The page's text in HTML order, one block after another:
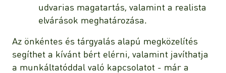
udvarias magatartás, valamint a realista
elvárások meghatározása.
Az önkéntes és tárgyalás alapú megközelítés
segíthet a kívánt bért elérni, valamint javíthatja
a munkáltatóddal való kapcsolatot - már a